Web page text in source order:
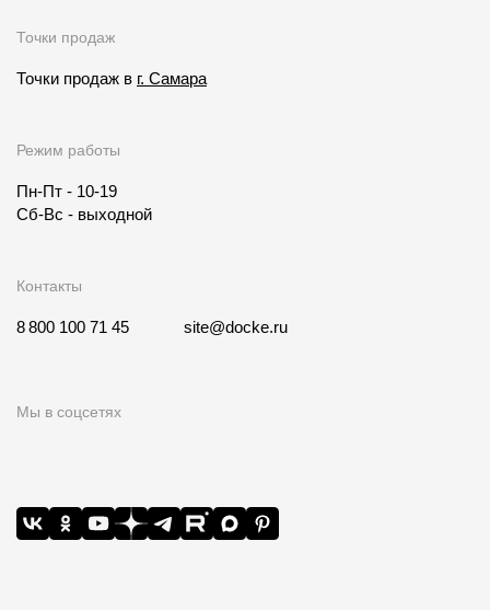
Точки продаж
Точки продаж в г. Самара
Режим работы
Пн-Пт - 10-19
Сб-Вс - выходной
Контакты
8 800 100 71 45 site@docke.ru
Мы в соцсетях